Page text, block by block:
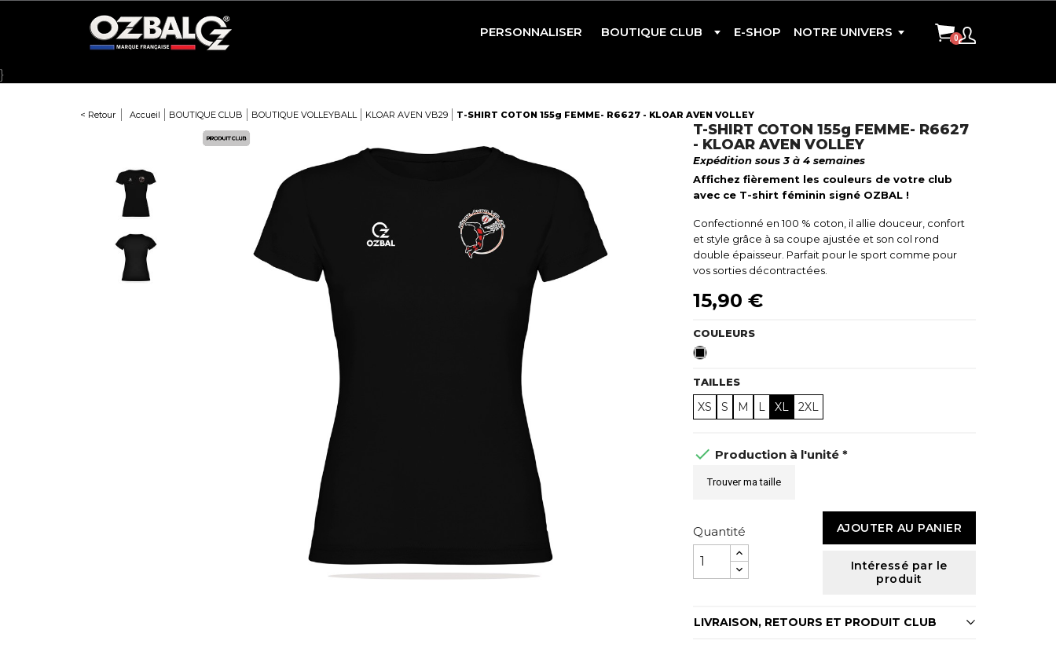
PERSONNALISER BOUTIQUE CLUB
RAQUETTES ET PRÉCISION
PÉTANQUE ET GOLF
E-SHOP NOTRE UNIVERS
CONTACT
}
< Retour Accueil BOUTIQUE CLUB BOUTIQUE VOLLEYBALL KLOAR AVEN VB29 T-SHIRT COTON 155g FEMME- R6627 - KLOAR AVEN VOLLEY
T-SHIRT COTON 155g FEMME- R6627
- KLOAR AVEN VOLLEY
Expédition sous 3 à 4 semaines
Affichez fièrement les couleurs de votre club
avec ce T-shirt féminin signé OZBAL !
Confectionné en 100 % coton, il allie douceur, confort
et style grâce à sa coupe ajustée et son col rond
double épaisseur. Parfait pour le sport comme pour
vos sorties décontractées.
15,90 €
COULEURS
Noir
TAILLES
XS S M L XL 2XL
 Production à l'unité *
Trouver ma taille
Quantité AJOUTER AU PANIER
Intéressé par le
produit
LIVRAISON, RETOURS ET PRODUIT CLUB